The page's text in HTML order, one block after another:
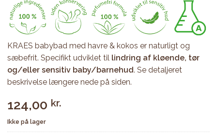
som4.98
ud af 5
baseret på
kundebedømmelser
KRAES babybad med havre & kokos er naturligt og
sæbefrit. Specifikt udviklet til lindring af kløende, tør
og/eller sensitiv baby/barnehud. Se detaljeret
beskrivelse længere nede på siden.
124,00 kr.
Ikke på lager